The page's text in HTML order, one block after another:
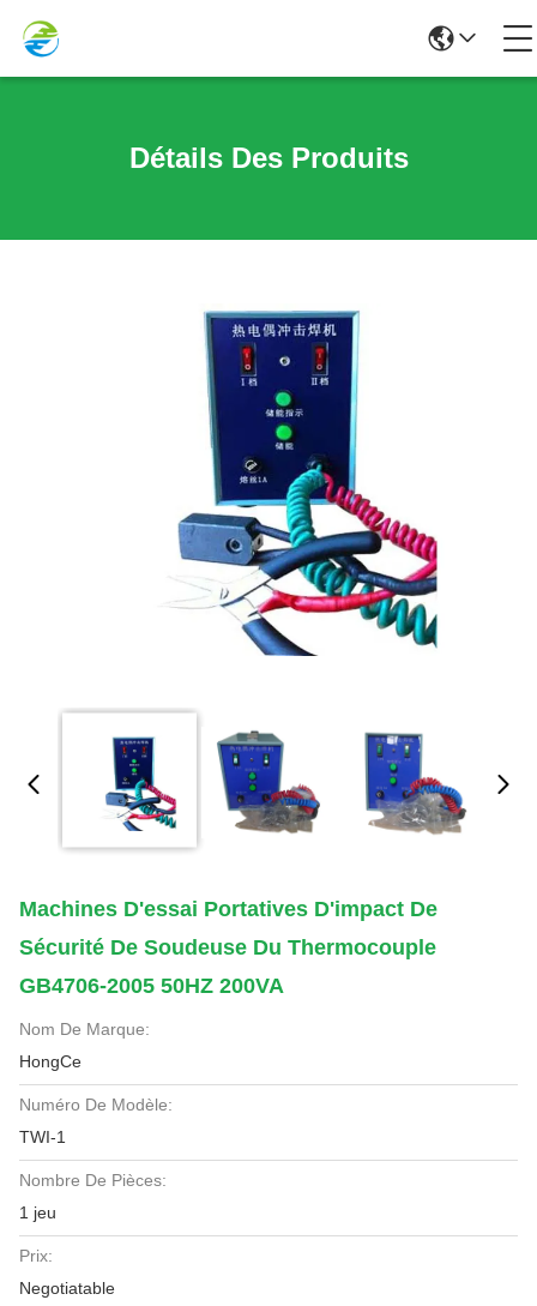
Détails Des Produits
Machines D'essai Portatives D'impact De
Sécurité De Soudeuse Du Thermocouple
GB4706-2005 50HZ 200VA
Nom De Marque:
HongCe
Numéro De Modèle:
TWI-1
Nombre De Pièces:
1 jeu
Prix:
Negotiatable